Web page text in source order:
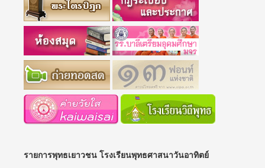
รายการพุทธเยาวชน โรงเรียนพุทธศาสนาวันอาทิตย์